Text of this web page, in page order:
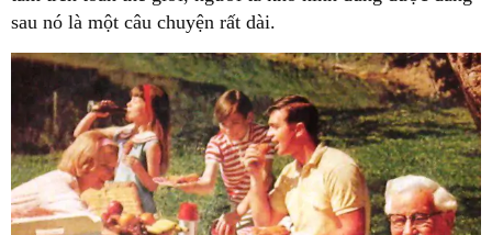
sau nó là một câu chuyện rất dài.